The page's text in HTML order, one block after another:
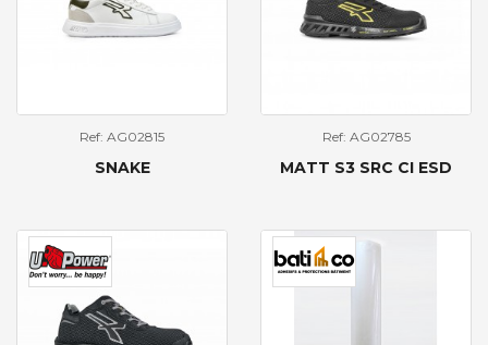
Ref: AG02815
SNAKE
Ref: AG02785
MATT S3 SRC CI ESD